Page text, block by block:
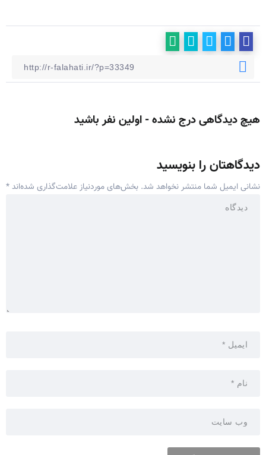
هیچ دیدگاهی درج نشده - اولین نفر باشید
دیدگاهتان را بنویسید
نشانی ایمیل شما منتشر نخواهد شد. بخش‌های موردنیاز علامت‌گذاری شده‌اند*